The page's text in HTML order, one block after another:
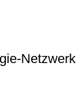
Netzwerk